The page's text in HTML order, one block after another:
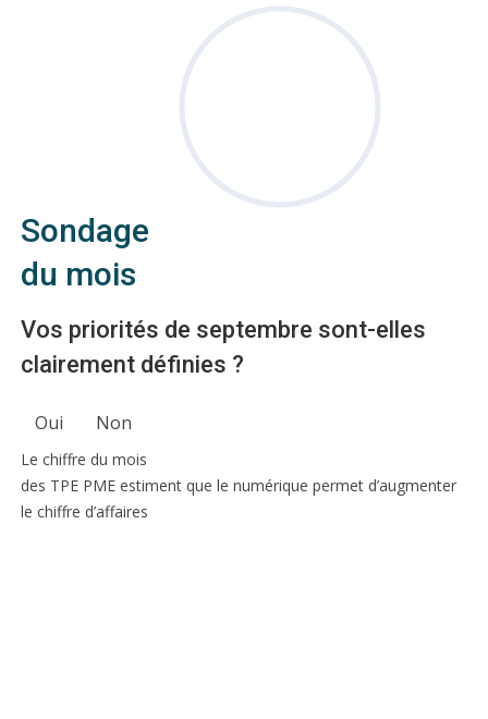
Sondage
du mois
Vos priorités de septembre sont-elles
clairement définies ?
Oui Non
Le chiffre du mois
des TPE PME estiment que le numérique permet d’augmenter
le chiffre d’affaires